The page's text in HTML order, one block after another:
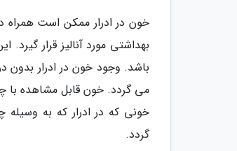
خون در ادرار ممکن است
بهداشتی مورد آنالیز قرار
باشد. وجود خون در ادرار بدون
می گردد. خون قابل مشاهده با
خونی که در ادرار که به
گردد.